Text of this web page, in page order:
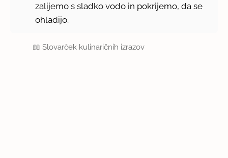
zalijemo s sladko vodo in pokrijemo, da se
ohladijo.
📖Slovarček kulinaričnih izrazov